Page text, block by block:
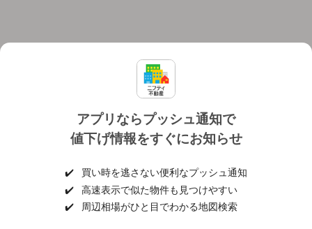
アプリならプッシュ通知で
値下げ情報をすぐにお知らせ
✔️
買い時を逃さない便利なプッシュ通知
✔️
高速表示で似た物件も見つけやすい
✔️
周辺相場がひと目でわかる地図検索
個人情報保護ポリシー 利用規約
ヘルプ・お問い合わせ 採用情報